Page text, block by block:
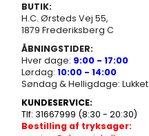
BUTIK:
H.C. Ørsteds Vej 55,
1879 Frederiksberg C
ÅBNINGSTIDER:
Hver dage: 9:00 - 17:00
Lørdag: 10:00 - 14:00
Søndag & Helligdage: Lukket
KUNDESERVICE:
Tlf: 31667999 (8:30 - 20:30)
Bestilling af tryksager: